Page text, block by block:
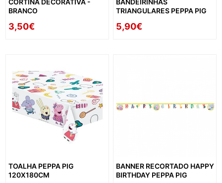
CORTINA DECORATIVA -
BRANCO
3,50€
BANDEIRINHAS
TRIANGULARES PEPPA PIG
5,90€
TOALHA PEPPA PIG
120X180CM
BANNER RECORTADO HAPPY
BIRTHDAY PEPPA PIG